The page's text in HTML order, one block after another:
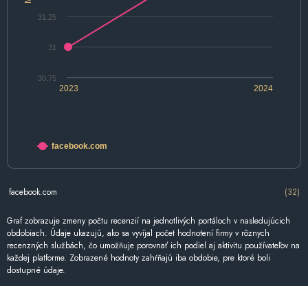
2023 2024
30.75
31
31.25
facebook.com
facebook.com (32)
Graf zobrazuje zmeny počtu recenzií na jednotlivých portáloch v nasledujúcich
obdobiach. Údaje ukazujú, ako sa vyvíjal počet hodnotení firmy v rôznych
recenzných službách, čo umožňuje porovnať ich podiel aj aktivitu používateľov na
každej platforme. Zobrazené hodnoty zahŕňajú iba obdobie, pre ktoré boli
dostupné údaje.